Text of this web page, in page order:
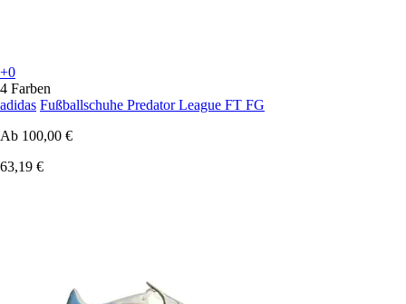
+0
4 Farben
adidas Fußballschuhe Predator League FT FG
Ab 100,00 €
63,19 €